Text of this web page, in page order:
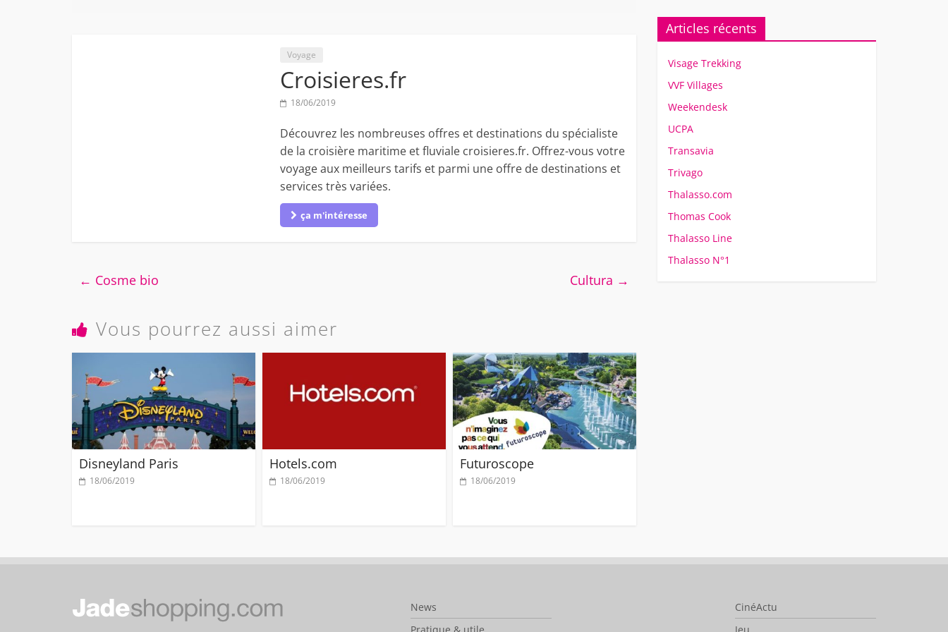
Voyage
Croisieres.fr
18/06/2019
Découvrez les nombreuses offres et destinations du spécialiste
de la croisière maritime et fluviale croisieres.fr. Offrez-vous votre
voyage aux meilleurs tarifs et parmi une offre de destinations et
services très variées.
ça m'intéresse
← Cosme bio Cultura →
Vous pourrez aussi aimer
Disneyland Paris
18/06/2019
Hotels.com
18/06/2019
Futuroscope
18/06/2019
Articles récents
Visage Trekking
VVF Villages
Weekendesk
UCPA
Transavia
Trivago
Thalasso.com
Thomas Cook
Thalasso Line
Thalasso N°1
News
CinéActu